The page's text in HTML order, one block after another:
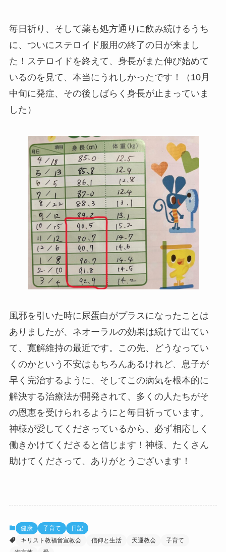
毎日祈り、そして薬も処方通りに飲み続けるうち
に、ついにステロイド服用の終了の日が来まし
た！ステロイドを終えて、身長がまた伸び始めて
いるのを見て、本当にうれしかったです！（10月
中旬に発症、その後しばらく身長が止まっていま
した）
風邪を引いた時に尿蛋白がプラスになったことは
ありましたが、ネオーラルの効果は続けて出てい
て、寛解維持の最近です。この先、どうなってい
くのかという不安はもちろんあるけれど、息子が
早く完治するように、そしてこの病気を根本的に
解決する治療法が開発されて、多くの人たちがそ
の恩恵を受けられるようにと毎日祈っています。
神様が愛してくださっているから、必ず相応しく
働きかけてくださると信じます！神様、たくさん
助けてくださって、ありがとうございます！
健康 子育て
日記
キリスト教福音宣教会
信仰と生活 天運教会
子育て